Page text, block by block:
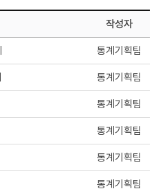
작성자
통계기획팀
통계기획팀
통계기획팀
통계기획팀
통계기획팀
통계기획팀